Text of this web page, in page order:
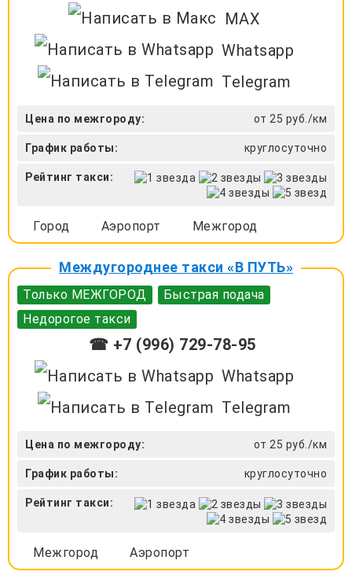
MAX
Whatsapp
Telegram
Цена по межгороду: от 25 руб./км
График работы: круглосуточно
Рейтинг такси:
Город Аэропорт Межгород
Междугороднее такси «В ПУТЬ»
Только МЕЖГОРОД
Быстрая подача
Недорогое такси
☎ +7 (996) 729-78-95
Whatsapp
Telegram
Цена по межгороду: от 25 руб./км
График работы: круглосуточно
Рейтинг такси:
Межгород Аэропорт